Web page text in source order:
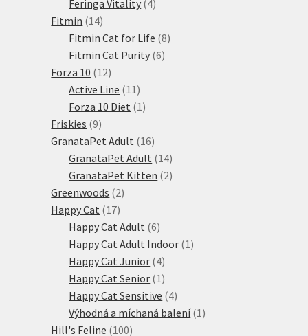
Feringa Vitality 4
Fitmin 1414
produktů
Fitmin Cat for Life 88
Fitmin Cat Purity 66
Forza 10 1212
produktů
Active Line 11 11
produktů
Forza 10 Diet 1 1
Friskies 99
produktů
GranataPet Adult 1616
produktů
GranataPet Adult 1414
produktů
GranataPet Kitten 22
Greenwoods 22
Happy Cat 1717
produktů
Happy Cat Adult 66
produktů
Happy Cat Adult Indoor 1 1
Happy Cat Junior 44
produkty
Happy Cat Senior 1 1
produkt
Happy Cat Sensitive 44
produkty
Výhodná a míchaná balení 1 1
Hill's Feline 100100